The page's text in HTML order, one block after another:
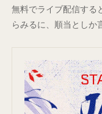
無料でライブ配信する
らみるに、順当としか